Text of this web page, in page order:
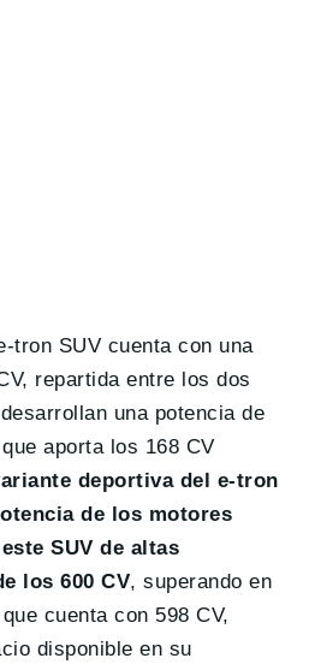
tron SUV cuenta con una
repartida entre los dos
una potencia de
aporta los 168 CV
deportiva del e-tron
de los motores
SUV de altas
los 600 CV, superando en
cuenta con 598 CV,
disponible en su